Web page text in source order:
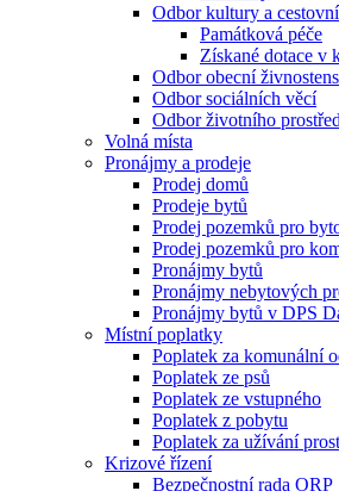
Odbor kultury a
Památková péče
Získané dotace v
Odbor obecní
Odbor sociálních věcí
Odbor životního
Volná místa
Pronájmy a prodeje
Prodej domů
Prodeje bytů
Prodej pozemků pro
Prodej pozemků pro
Pronájmy bytů
Pronájmy nebytových
Pronájmy bytů v DPS
Místní poplatky
Poplatek za komunální
Poplatek ze psů
Poplatek ze vstupného
Poplatek z pobytu
Poplatek za užívání
Krizové řízení
Bezpečnostní rada ORP